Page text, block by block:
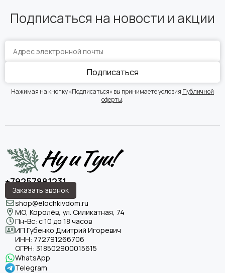
Подписаться на новости и акции
Подписаться
Нажимая на кнопку «Подписаться» вы принимаете условия Публичной
оферты.
+79257881231
Заказать звонок
shop@elochkivdom.ru
МО, Королёв, ул. Силикатная, 74
Пн-Вс: с 10 до 18 часов
ИП Губенко Дмитрий Игоревич
ИНН: 772791266706
ОГРН: 318502900015615
WhatsApp
Telegram